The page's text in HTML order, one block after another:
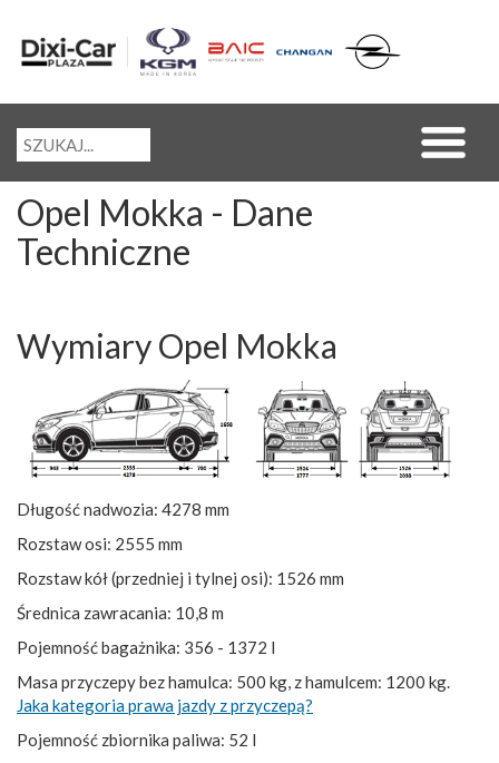
Opel Mokka - Dane
Techniczne
Wymiary Opel Mokka
Długość nadwozia: 4278 mm
Rozstaw osi: 2555 mm
Rozstaw kół (przedniej i tylnej osi): 1526 mm
Średnica zawracania: 10,8 m
Pojemność bagażnika: 356 - 1372 l
Masa przyczepy bez hamulca: 500 kg, z hamulcem: 1200 kg.
Jaka kategoria prawa jazdy z przyczepą?
Pojemność zbiornika paliwa: 52 l